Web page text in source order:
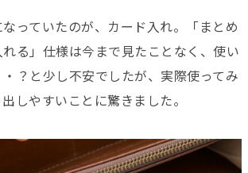
っていたのが、カード入れ。「まとめ
る」仕様は今まで見たことなく、使い
？と少し不安でしたが、実際使ってみ
しやすいことに驚きました。